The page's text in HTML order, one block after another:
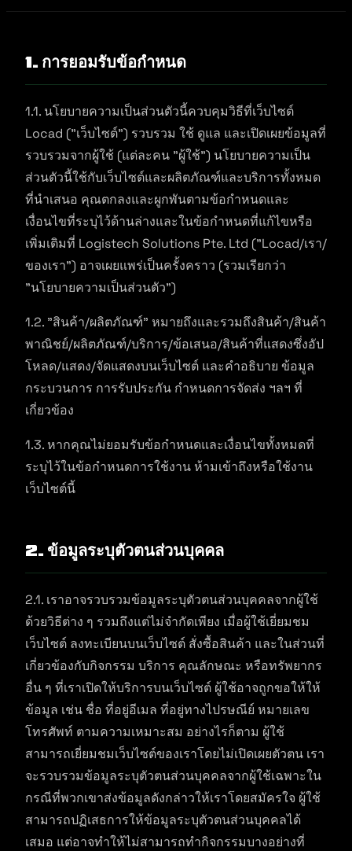
1. การยอมรับข้อกำหนด
1.1. นโยบายความเป็นส่วนตัวนี้ควบคุมวิธีที่เว็บไซต์
Locad ("เว็บไซต์") รวบรวม ใช้ ดูแล และเปิดเผยข้อมูลที่
รวบรวมจากผู้ใช้ (แต่ละคน "ผู้ใช้") นโยบายความเป็น
ส่วนตัวนี้ใช้กับเว็บไซต์และผลิตภัณฑ์และบริการทั้งหมด
ที่นำเสนอ คุณตกลงและผูกพันตามข้อกำหนดและ
เงื่อนไขที่ระบุไว้ด้านล่างและในข้อกำหนดที่แก้ไขหรือ
เพิ่มเติมที่ Logistech Solutions Pte. Ltd ("Locad/เรา/
ของเรา") อาจเผยแพร่เป็นครั้งคราว (รวมเรียกว่า
"นโยบายความเป็นส่วนตัว")
1.2. "สินค้า/ผลิตภัณฑ์" หมายถึงและรวมถึงสินค้า/สินค้า
พาณิชย์/ผลิตภัณฑ์/บริการ/ข้อเสนอ/สินค้าที่แสดงซึ่งอัป
โหลด/แสดง/จัดแสดงบนเว็บไซต์ และคำอธิบาย ข้อมูล
กระบวนการ การรับประกัน กำหนดการจัดส่ง ฯลฯ ที่
เกี่ยวข้อง
1.3. หากคุณไม่ยอมรับข้อกำหนดและเงื่อนไขทั้งหมดที่
ระบุไว้ในข้อกำหนดการใช้งาน ห้ามเข้าถึงหรือใช้งาน
เว็บไซต์นี้
2. ข้อมูลระบุตัวตนส่วนบุคคล
2.1. เราอาจรวบรวมข้อมูลระบุตัวตนส่วนบุคคลจากผู้ใช้
ด้วยวิธีต่าง ๆ รวมถึงแต่ไม่จำกัดเพียง เมื่อผู้ใช้เยี่ยมชม
เว็บไซต์ ลงทะเบียนบนเว็บไซต์ สั่งซื้อสินค้า และในส่วนที่
เกี่ยวข้องกับกิจกรรม บริการ คุณลักษณะ หรือทรัพยากร
อื่น ๆ ที่เราเปิดให้บริการบนเว็บไซต์ ผู้ใช้อาจถูกขอให้ให้
ข้อมูล เช่น ชื่อ ที่อยู่อีเมล ที่อยู่ทางไปรษณีย์ หมายเลข
โทรศัพท์ ตามความเหมาะสม อย่างไรก็ตาม ผู้ใช้
สามารถเยี่ยมชมเว็บไซต์ของเราโดยไม่เปิดเผยตัวตน เรา
จะรวบรวมข้อมูลระบุตัวตนส่วนบุคคลจากผู้ใช้เฉพาะใน
กรณีที่พวกเขาส่งข้อมูลดังกล่าวให้เราโดยสมัครใจ ผู้ใช้
สามารถปฏิเสธการให้ข้อมูลระบุตัวตนส่วนบุคคลได้
เสมอ แต่อาจทำให้ไม่สามารถทำกิจกรรมบางอย่างที่